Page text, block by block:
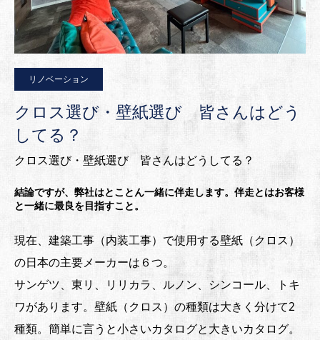
リノベーション
クロス選び・壁紙選び 皆さんはどう
してる？
クロス選び・壁紙選び 皆さんはどうしてる？
結論ですが、弊社はとことん一緒に伴走します。伴走とはお客様
と一緒に最良を目指すこと。
現在、建築工事（内装工事）で使用する壁紙（クロス）
の日本の主要メーカーは６つ。
サンゲツ、東リ、リリカラ、ルノン、シンコール、トキ
ワがあります。壁紙（クロス）の種類は大きく分けて2
種類。簡単に言うと小さいカタログと大きいカタログ。